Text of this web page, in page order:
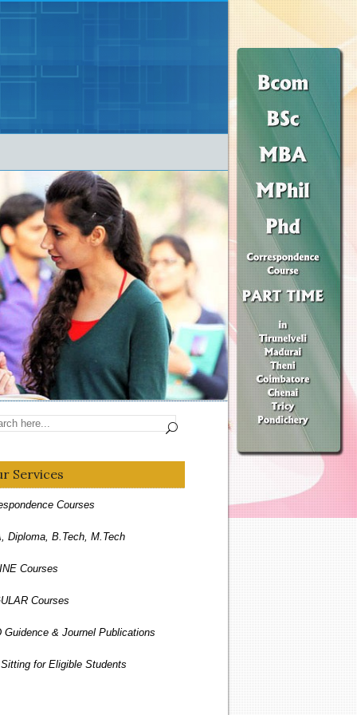
Services
Courses
Diploma, B.Tech, M.Tech
Courses
Courses
Guidence & Journel Publications
for Eligible Students